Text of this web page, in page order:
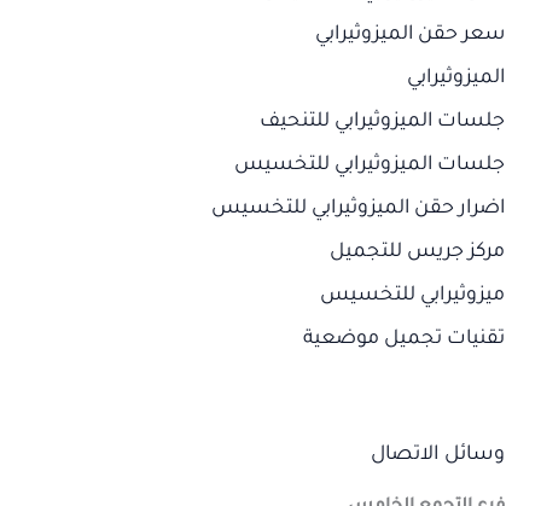
سعر حقن الميزوثيرابي
الميزوثيرابي
جلسات الميزوثيرابي للتنحيف
جلسات الميزوثيرابي للتخسيس
اضرار حقن الميزوثيرابي للتخسيس
مركز جريس للتجميل
ميزوثيرابي للتخسيس
تقنيات تجميل موضعية
وسائل الاتصال